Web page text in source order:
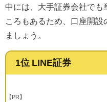
中には、大手証券会社でも
ころもあるため、口座開
ましょう。
1位 LINE証券
【PR】